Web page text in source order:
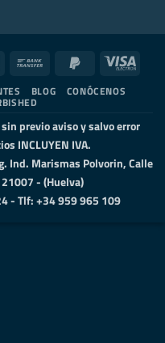
American
PayPal
Visa
BLOG CONÓCENOS
previo aviso y salvo error
INCLUYEN IVA.
Ind. Marismas Polvorin, Calle
- (Huelva)
- Tlf: +34 959 965 109